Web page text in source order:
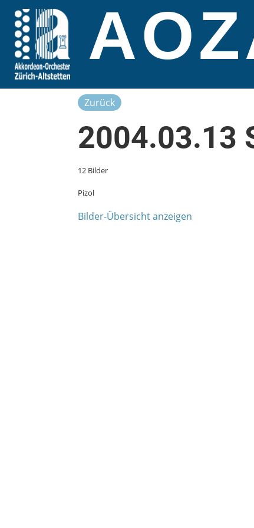
Zurück
2004.03.13
12 Bilder
Pizol
Bilder-Übersicht anzeigen